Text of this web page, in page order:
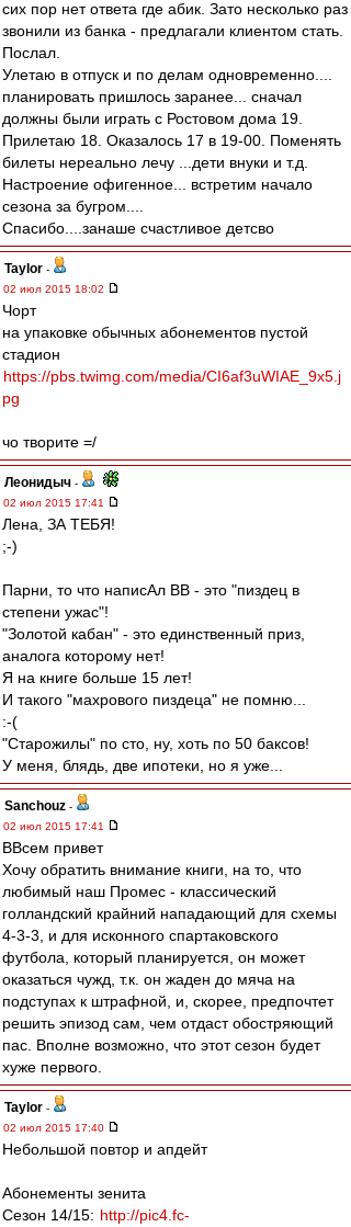
сих пор нет ответа где абик. Зато несколько раз
звонили из банка - предлагали клиентом стать.
Послал.
Улетаю в отпуск и по делам одновременно....
планировать пришлось заранее... сначал
должны были играть с Ростовом дома 19.
Прилетаю 18. Оказалось 17 в 19-00. Поменять
билеты нереально лечу ...дети внуки и т.д.
Настроение офигенное... встретим начало
сезона за бугром....
Спасибо....занаше счастливое детсво
Taylor -
02 июл 2015 18:02
Чорт
на упаковке обычных абонементов пустой
стадион
https://pbs.twimg.com/media/CI6af3uWIAE_9x5.j
pg
чо творите =/
Леонидыч -
02 июл 2015 17:41
Лена, ЗА ТЕБЯ!
;-)
Парни, то что написАл ВВ - это "пиздец в
степени ужас"!
"Золотой кабан" - это единственный приз,
аналога которому нет!
Я на книге больше 15 лет!
И такого "махрового пиздеца" не помню...
:-(
"Старожилы" по сто, ну, хоть по 50 баксов!
У меня, блядь, две ипотеки, но я уже...
Sanchouz -
02 июл 2015 17:41
ВВсем привет
Хочу обратить внимание книги, на то, что
любимый наш Промес - классический
голландский крайний нападающий для схемы
4-3-3, и для исконного спартаковского
футбола, который планируется, он может
оказаться чужд, т.к. он жаден до мяча на
подступах к штрафной, и, скорее, предпочтет
решить эпизод сам, чем отдаст обостряющий
пас. Вполне возможно, что этот сезон будет
хуже первого.
Taylor -
02 июл 2015 17:40
Небольшой повтор и апдейт
Абонементы зенита
Сезон 14/15: http://pic4.fc-